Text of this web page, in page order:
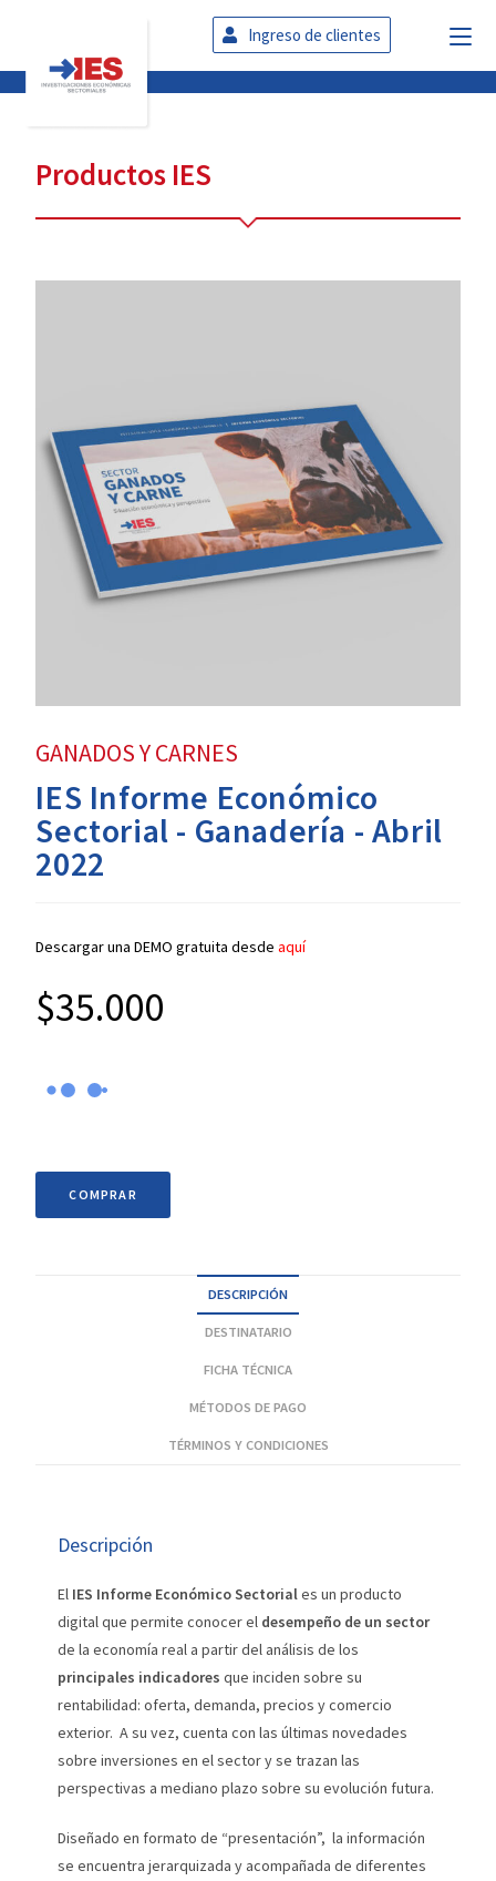
Ingreso de clientes
Productos IES
GANADOS Y CARNES
IES Informe Económico
Sectorial - Ganadería - Abril
2022
Descargar una DEMO gratuita desdeaquí
$35.000
COMPRAR
DESCRIPCIÓN
DESTINATARIO
FICHA TÉCNICA
MÉTODOS DE PAGO
TÉRMINOS Y CONDICIONES
Descripción
El IES Informe Económico Sectorial es un producto
digital que permite conocer el desempeño de un sector
de la economía real a partir del análisis de los
principales indicadores que inciden sobre su
rentabilidad: oferta, demanda, precios y comercio
exterior. A su vez, cuenta con las últimas novedades
sobre inversiones en el sector y se trazan las
perspectivas a mediano plazo sobre su evolución futura.
Diseñado en formato de “presentación”, la información
se encuentra jerarquizada y acompañada de diferentes